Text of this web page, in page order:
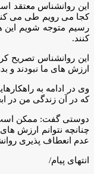
این روانشناس معتقد
کجا می رویم طی می
رسیم متوجه شویم این
کنند.
این روانشناس تصریح
ارزش های ما نبودند و
وی در ادامه به
که در آن زندگی من در
دوستی گفت: ممکن است
چنانچه نتوانم ارزش
عدم انعطاف پذیری
انتهای پیام/